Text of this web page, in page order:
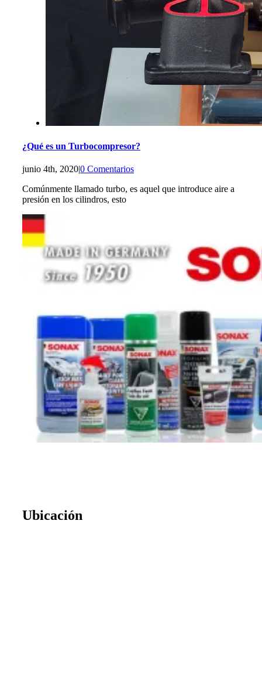
¿Qué es un Turbocompresor?
junio 4th, 2020|0 Comentarios
Comúnmente llamado turbo, es aquel que introduce aire a
presión en los cilindros, esto
Ubicación